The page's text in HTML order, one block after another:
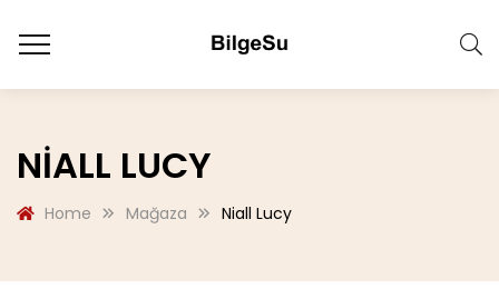
NIALL LUCY
Home Mağaza Niall Lucy